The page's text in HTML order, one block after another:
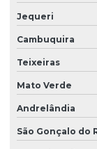
Jequeri
Cambuquira
Teixeiras
Mato Verde
Andrelândia
São Gonçalo do